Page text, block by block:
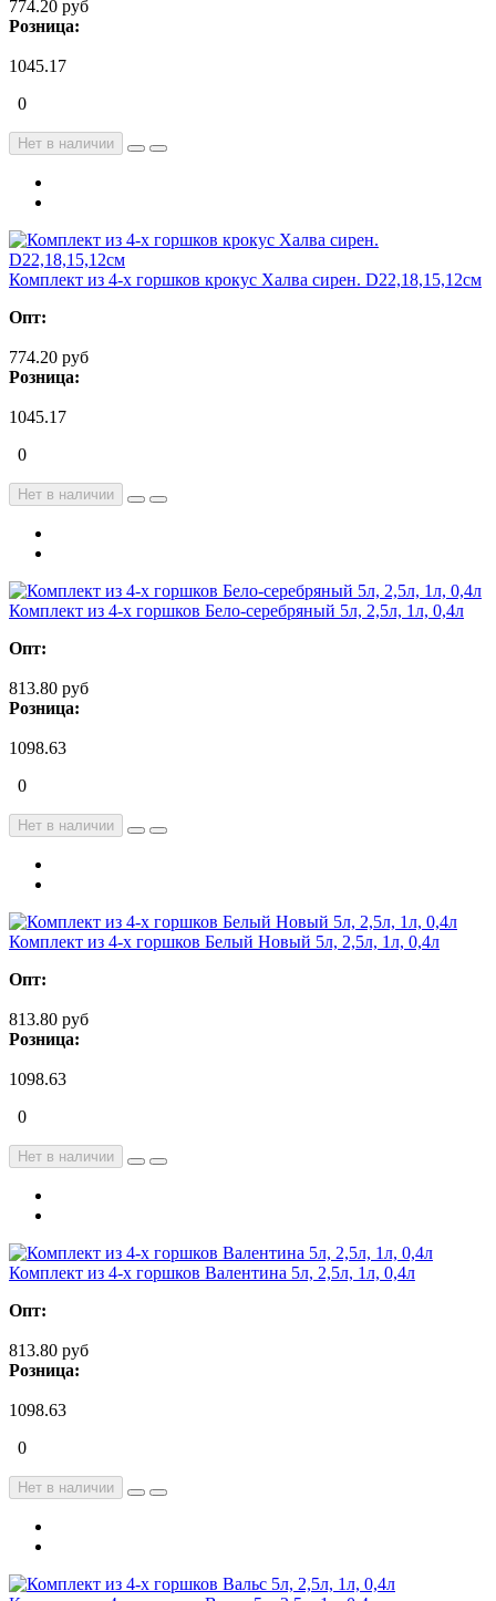
774.20 руб
Розница:
1045.17
0
Нет в наличии
Комплект из 4-х горшков крокус Халва сирен. D22,18,15,12см
Опт:
774.20 руб
Розница:
1045.17
0
Нет в наличии
Комплект из 4-х горшков Бело-серебряный 5л, 2,5л, 1л, 0,4л
Опт:
813.80 руб
Розница:
1098.63
0
Нет в наличии
Комплект из 4-х горшков Белый Новый 5л, 2,5л, 1л, 0,4л
Опт:
813.80 руб
Розница:
1098.63
0
Нет в наличии
Комплект из 4-х горшков Валентина 5л, 2,5л, 1л, 0,4л
Опт:
813.80 руб
Розница:
1098.63
0
Нет в наличии